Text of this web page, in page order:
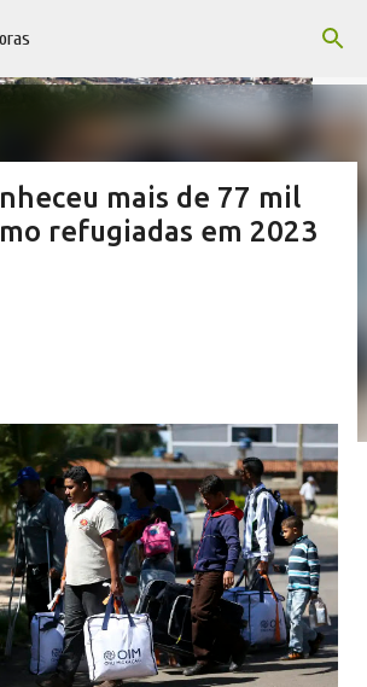
para o conteúdo principal
mais de 77 mil
refugiadas em 2023